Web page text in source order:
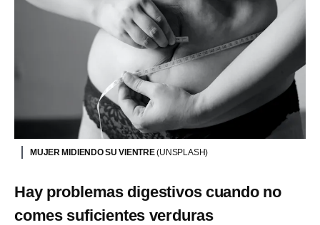
MUJER MIDIENDO SU VIENTRE(UNSPLASH)
Hay problemas digestivos cuando no
comes suficientes verduras